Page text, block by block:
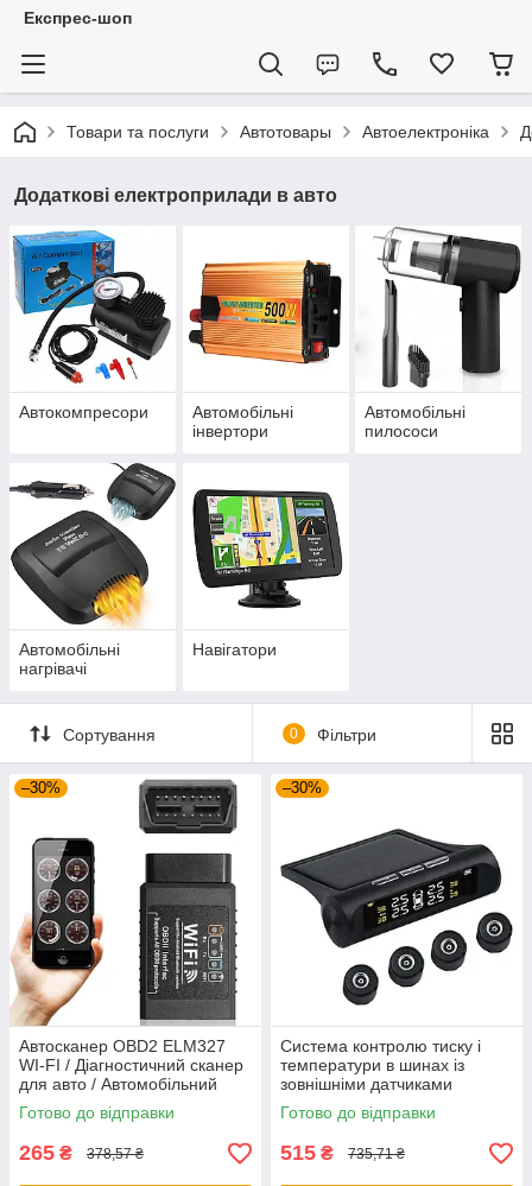
Експрес-шоп
Товари та послуги Автотовары Автоелектроніка
Додаткові електроприлади в авто
Автокомпресори
Автомобільні
інвертори
Автомобільні
пилососи
Автомобільні
нагрівачі
Навігатори
Сортування 0 Фільтри
–30%
Автосканер OBD2 ELM327
WI-FI / Діагностичний сканер
для авто / Автомобільний
сканер
Готово до відправки
265 ₴ 378,57 ₴
–30%
Система контролю тиску і
температури в шинах із
зовнішніми датчиками
TPMS+SOLAR / Контроль
тиску в шинах
Готово до відправки
515 ₴ 735,71 ₴